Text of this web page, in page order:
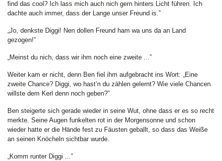
find das cool? Ich lass mich auch nich gern hinters Licht führen. Ich
dachte auch immer, dass der Lange unser Freund is.”
„Jo, denkste Diggi! Nen dollen Freund ham wa uns da an Land
gezogen!”
„Meinst du nich, dass wir ihm noch eine zweite ...”
Weiter kam er nicht, denn Ben fiel ihm aufgebracht ins Wort: „Eine
zweite Chance? Diggi, wo hast’n du zählen gelernt? Wie viele Chancen
willste dem Kerl denn noch geben?”
Ben steigerte sich gerade wieder in seine Wut, ohne dass er es so recht
merkte. Seine Augen funkelten rot in der Morgensonne und schon
wieder hatte er die Hände fest zu Fäusten geballt, so dass das Weiße
an seinen Knöcheln sichtbar wurde.
„Komm runter Diggi ...”